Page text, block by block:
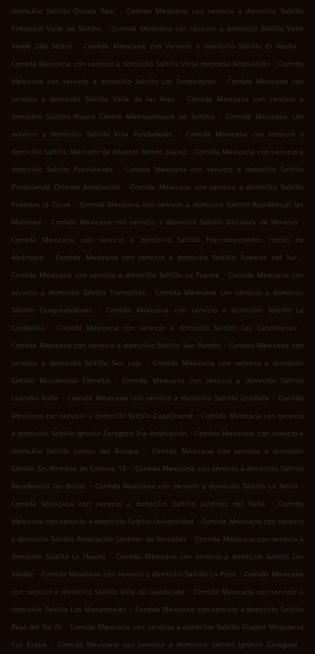
domicilio Saltillo Quinta Real
. Comida Mexicana con servicio a domicilio Saltillo
Industrial Valle de Saltillo
. Comida Mexicana con servicio a domicilio Saltillo Valle
Verde 2do Sector
. Comida Mexicana con servicio a domicilio Saltillo El Hacha
.
Comida Mexicana con servicio a domicilio Saltillo Vista Hermosa Ampliación . Comida
Mexicana con servicio a domicilio Saltillo Los Fundadores
. Comida Mexicana con
servicio a domicilio Saltillo Valle de las Aves
. Comida Mexicana con servicio a
domicilio Saltillo Nuevo Centro Metropolitano de Saltillo
. Comida Mexicana con
servicio a domicilio Saltillo Villa Fundadores
.
Comida Mexicana con servicio a
domicilio Saltillo Mercado de Abastos Benito Juárez . Comida Mexicana con servicio a
domicilio Saltillo Provivienda
. Comida Mexicana con servicio a domicilio Saltillo
Provivienda Oriente Ampliación
. Comida Mexicana con servicio a domicilio Saltillo
Privadas la Torre . Comida Mexicana con servicio a domicilio Saltillo Residencial las
Misiones . Comida Mexicana con servicio a domicilio Saltillo Balcones de Morelos .
Comida Mexicana con servicio a domicilio Saltillo Fraccionamiento rincón de
Alcántara
. Comida Mexicana con servicio a domicilio Saltillo Fuentes del Sur
.
Comida Mexicana con servicio a domicilio Saltillo La Fuente . Comida Mexicana con
servicio a domicilio Saltillo Torrecillas
. Comida Mexicana con servicio a domicilio
Saltillo Conquistadores
.
Comida Mexicana con servicio a domicilio Saltillo La
Ciudadela
. Comida Mexicana con servicio a domicilio Saltillo Las Candelarias
.
Comida Mexicana con servicio a domicilio Saltillo San Ramón . Comida Mexicana con
servicio a domicilio Saltillo San Luis
. Comida Mexicana con servicio a domicilio
Saltillo Residencial Terralta
. Comida Mexicana con servicio a domicilio Saltillo
Leandro Valle . Comida Mexicana con servicio a domicilio Saltillo Urdiñola . Comida
Mexicana con servicio a domicilio Saltillo Zapalinamé . Comida Mexicana con servicio
a domicilio Saltillo Ignacio Zaragoza 3ra Ampliación . Comida Mexicana con servicio a
domicilio Saltillo Lomas del Bosque
.
Comida Mexicana con servicio a domicilio
Saltillo Sin Nombre de Colonia 15 . Comida Mexicana con servicio a domicilio Saltillo
Residencial las Brisas . Comida Mexicana con servicio a domicilio Saltillo La Noria .
Comida Mexicana con servicio a domicilio Saltillo Jardines del Valle
.
Comida
Mexicana con servicio a domicilio Saltillo Universidad . Comida Mexicana con servicio
a domicilio Saltillo Ampliación Jardines de Versalles . Comida Mexicana con servicio a
domicilio Saltillo La Huerta . Comida Mexicana con servicio a domicilio Saltillo Los
Valdez . Comida Mexicana con servicio a domicilio Saltillo La Poza . Comida Mexicana
con servicio a domicilio Saltillo Villa de Guadalupe . Comida Mexicana con servicio a
domicilio Saltillo Los Manantiales . Comida Mexicana con servicio a domicilio Saltillo
Real del Sol III . Comida Mexicana con servicio a domicilio Saltillo Ciudad Mirasierra
1ra Etapa
. Comida Mexicana con servicio a domicilio Saltillo Ignacio Zaragoza
.